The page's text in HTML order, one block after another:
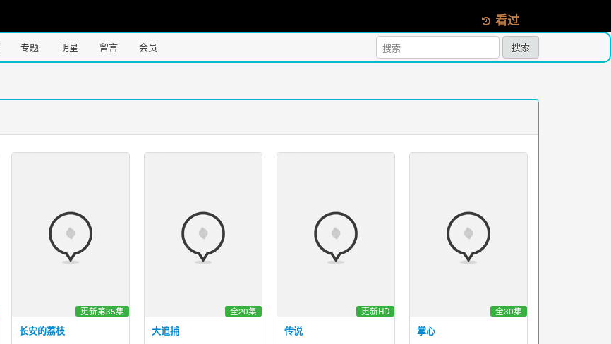
看过
专题 明星 留言 会员 搜索
长安的荔枝
更新第35集
大追捕
全20集
传说
更新HD
掌心
全30集